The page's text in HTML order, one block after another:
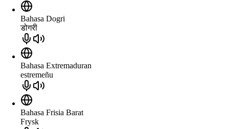
Bahasa Dogri
डोगरी
Bahasa Extremaduran
estremeñu
Bahasa Frisia Barat
Frysk